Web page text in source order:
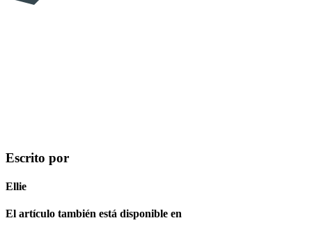
Escrito por
Ellie
El artículo también está disponible en